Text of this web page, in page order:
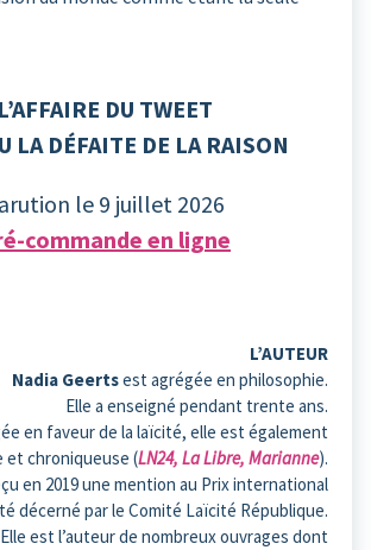
L’AFFAIRE DU TWEET
LA DÉFAITE DE LA RAISON
le 9 juillet 2026
commande en ligne
L’AUTEUR
Nadia Geertsest agrégée en philosophie.
Elle a enseigné pendant trente ans.
en faveur de la laïcité, elle est également
et chroniqueuse (LN24, La Libre, Marianne).
en 2019 une mention au Prix international
décerné par le Comité Laïcité République.
Elle est l’auteur de nombreux ouvrages dont